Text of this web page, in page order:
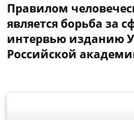
Правилом
является борьба за
интервью изданию
Российской